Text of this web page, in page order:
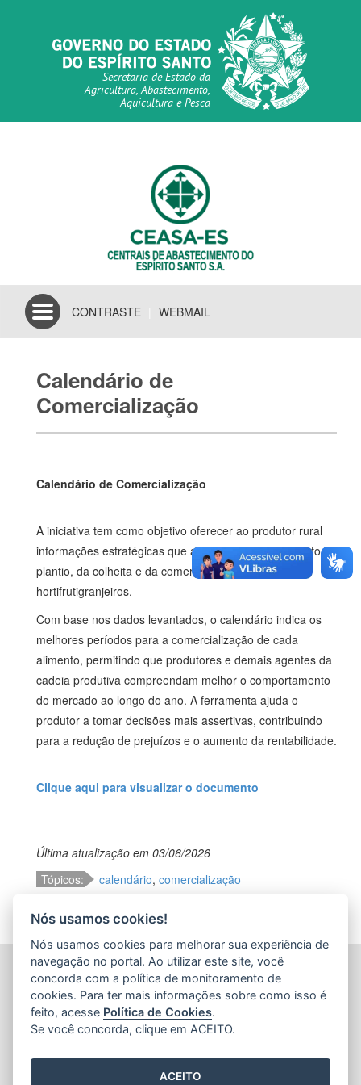
Secretaria de Estado da
Agricultura, Abastecimento,
Aquicultura e Pesca
Toggle
navigation
CONTRASTE WEBMAIL
Calendário de
Comercialização
Calendário de Comercialização
A iniciativa tem como objetivo oferecer ao produtor rural
informações estratégicas que auxiliem no planejamento do
plantio, da colheita e da comercialização de produtos
hortifrutigranjeiros.
Com base nos dados levantados, o calendário indica os
melhores períodos para a comercialização de cada
alimento, permitindo que produtores e demais agentes da
cadeia produtiva compreendam melhor o comportamento
do mercado ao longo do ano. A ferramenta ajuda o
produtor a tomar decisões mais assertivas, contribuindo
para a redução de prejuízos e o aumento da rentabilidade.
Clique aqui para visualizar o documento
Última atualização em 03/06/2026
Tópicos:
calendário, comercialização
CENTRAIS DE ABASTECIMENTO DO ESPÍRITO SANTO
S.A. (CEASA-ES)
Avenida Mario Gurgel, nº 5468 - Vila Capixaba
CEP: 29148906 - Cariacica / ES
Tel.: 27 3336-1603
Nós usamos cookies!
Nós usamos cookies para melhorar sua experiência de
navegação no portal. Ao utilizar este site, você
concorda com a política de monitoramento de
cookies. Para ter mais informações sobre como isso é
feito, acesse Política de Cookies.
Se você concorda, clique em ACEITO.
ACEITO